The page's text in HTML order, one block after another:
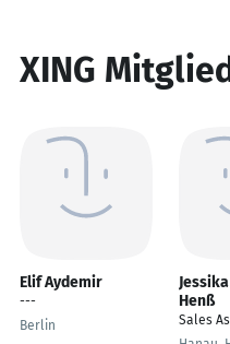
XING
Elif Aydemir
---
Berlin
Henß
Sales